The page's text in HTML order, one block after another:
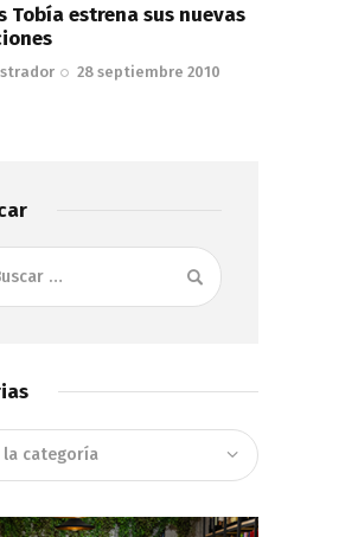
Tobía estrena sus nuevas
28 septiembre 2010